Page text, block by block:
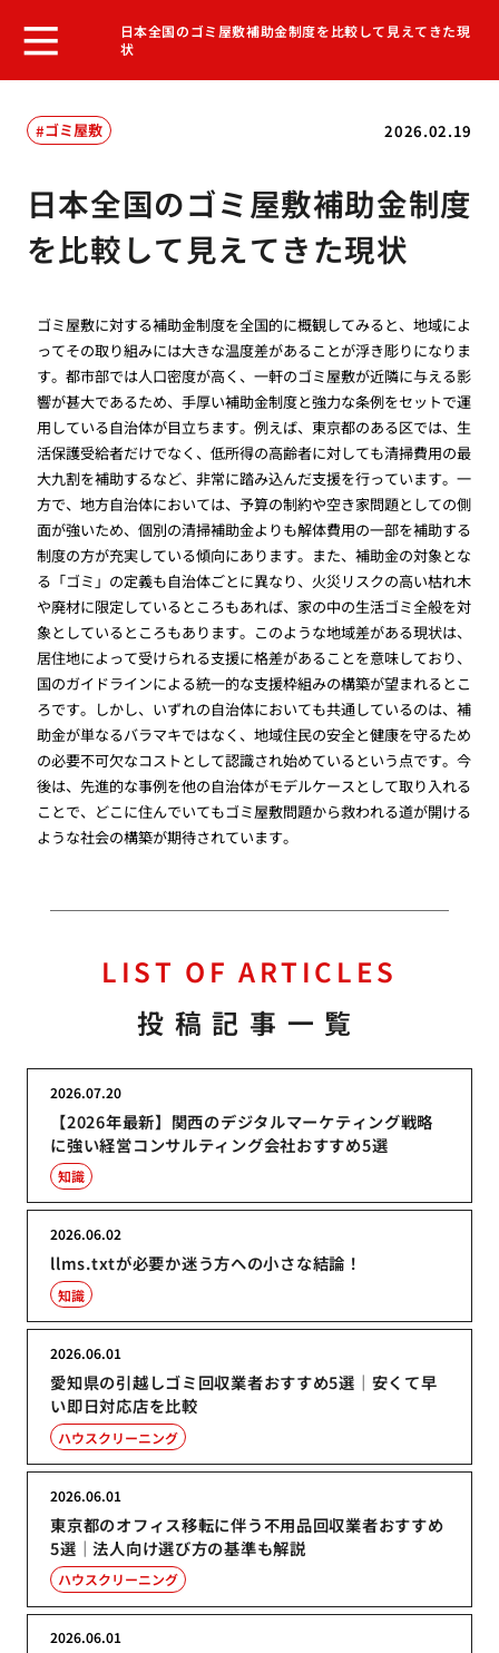
日本全国のゴミ屋敷補助金制度を比較して見えてきた現
状
2026.02.19
ゴミ屋敷
日本全国のゴミ屋敷補助金制度
を比較して見えてきた現状
ゴミ屋敷に対する補助金制度を全国的に概観してみると、地域によ
ってその取り組みには大きな温度差があることが浮き彫りになりま
す。都市部では人口密度が高く、一軒のゴミ屋敷が近隣に与える影
響が甚大であるため、手厚い補助金制度と強力な条例をセットで運
用している自治体が目立ちます。例えば、東京都のある区では、生
活保護受給者だけでなく、低所得の高齢者に対しても清掃費用の最
大九割を補助するなど、非常に踏み込んだ支援を行っています。一
方で、地方自治体においては、予算の制約や空き家問題としての側
面が強いため、個別の清掃補助金よりも解体費用の一部を補助する
制度の方が充実している傾向にあります。また、補助金の対象とな
る「ゴミ」の定義も自治体ごとに異なり、火災リスクの高い枯れ木
や廃材に限定しているところもあれば、家の中の生活ゴミ全般を対
象としているところもあります。このような地域差がある現状は、
居住地によって受けられる支援に格差があることを意味しており、
国のガイドラインによる統一的な支援枠組みの構築が望まれるとこ
ろです。しかし、いずれの自治体においても共通しているのは、補
助金が単なるバラマキではなく、地域住民の安全と健康を守るため
の必要不可欠なコストとして認識され始めているという点です。今
後は、先進的な事例を他の自治体がモデルケースとして取り入れる
ことで、どこに住んでいてもゴミ屋敷問題から救われる道が開ける
ような社会の構築が期待されています。
LIST OF ARTICLES
投稿記事一覧
【2026年最新】関西のデジタルマーケティング戦略
に強い経営コンサルティング会社おすすめ5選
2026.07.20
知識
llms.txtが必要か迷う方への小さな結論！
2026.06.02
知識
愛知県の引越しゴミ回収業者おすすめ5選｜安くて早
い即日対応店を比較
2026.06.01
ハウスクリーニング
東京都のオフィス移転に伴う不用品回収業者おすすめ
5選｜法人向け選び方の基準も解説
2026.06.01
ハウスクリーニング
2026.06.01